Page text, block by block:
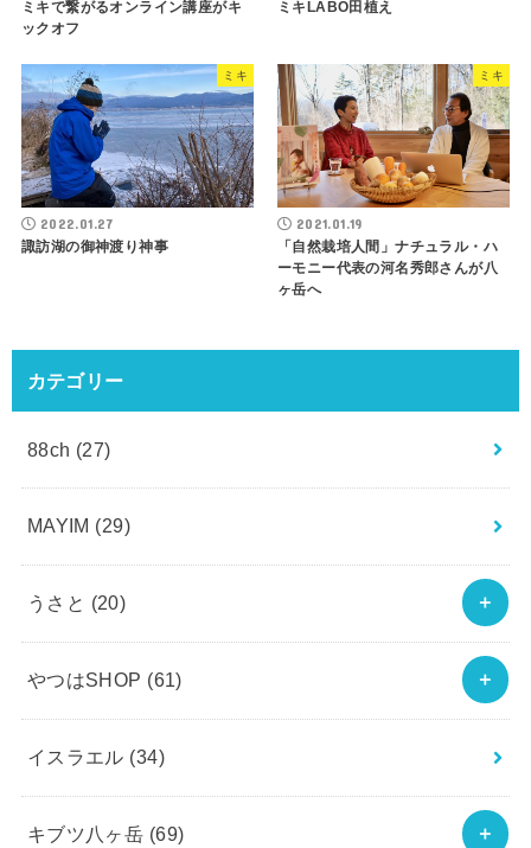
ミキで繋がるオンライン講座がキ
ックオフ
ミキLABO田植え
ミキ
2022.01.27
諏訪湖の御神渡り神事
ミキ
2021.01.19
「自然栽培人間」ナチュラル・ハ
ーモニー代表の河名秀郎さんが八
ヶ岳へ
カテゴリー
88ch (27)
MAYIM (29)
うさと (20)
やつはSHOP (61)
イスラエル (34)
キブツ八ヶ岳 (69)